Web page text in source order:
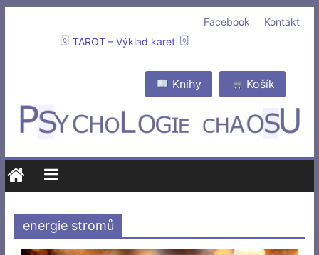
Kontakt
Facebook
TAROT – Výklad karet
Košík
Knihy
energie stromů